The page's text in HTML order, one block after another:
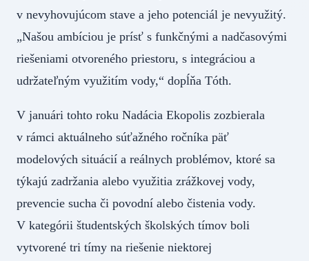
v nevyhovujúcom stave a jeho potenciál je nevyužitý.
„Našou ambíciou je prísť s funkčnými a nadčasovými
riešeniami otvoreného priestoru, s integráciou a
udržateľným využitím vody,“ dopĺňa Tóth.
V januári tohto roku Nadácia Ekopolis zozbierala
v rámci aktuálneho súťažného ročníka päť
modelových situácií a reálnych problémov, ktoré sa
týkajú zadržania alebo využitia zrážkovej vody,
prevencie sucha či povodní alebo čistenia vody.
V kategórii študentských školských tímov boli
vytvorené tri tímy na riešenie niektorej